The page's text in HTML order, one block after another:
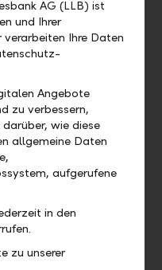
Postfach?
und wo
ich
AG (LLB) ist
und Ihrer
Ihre Daten
Angebote
zu verbessern,
wie diese
allgemeine Daten
aufgerufene
in den
zu unserer